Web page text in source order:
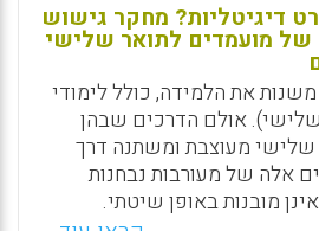
דיגיטליות? מחקר גישוש
של מועמדים לתואר שלישי
משנות את הלמידה, כולל לימודי
אולם הדרכים שבהן
שלישי מעוצבת ומשתנה דרך
אלה של מעורבות נבחנות
מובנות באופן שיטתי.